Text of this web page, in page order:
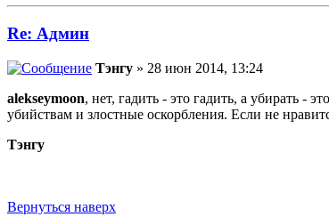
Re: Админ
Тэнгу » 28 июн 2014, 13:24
alekseymoon, нет, гадить - это гадить, а убирать -
убийствам и злостные оскорбления. Если не
Тэнгу
Вернуться наверх